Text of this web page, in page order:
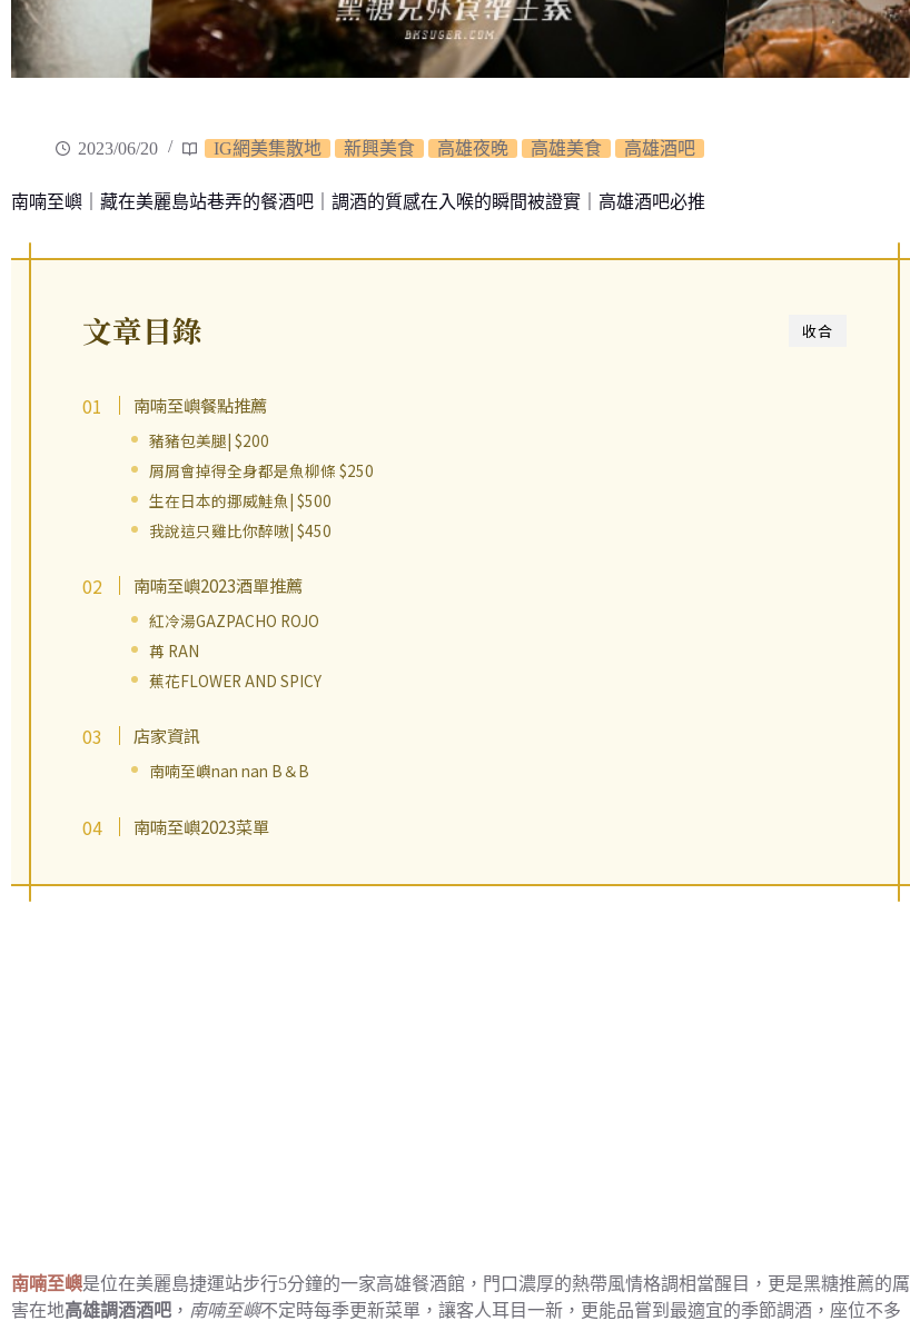
2023/06/20 IG網美集散地 新興美食 高雄夜晚 高雄美食 高雄酒吧
南喃至嶼｜藏在美麗島站巷弄的餐酒吧｜調酒的質感在入喉的瞬間被證實｜高雄酒吧必推
收合
文章目錄
南喃至嶼餐點推薦
豬豬包美腿| $200
屑屑會掉得全身都是魚柳條 $250
生在日本的挪威鮭魚| $500
我說這只雞比你醉嗷| $450
南喃至嶼2023酒單推薦
紅冷湯GAZPACHO ROJO
苒 RAN
蕉花FLOWER AND SPICY
店家資訊
南喃至嶼nan nan B＆B
南喃至嶼2023菜單
南喃至嶼是位在美麗島捷運站步行5分鐘的一家高雄餐酒館，門口濃厚的熱帶風情格調相當醒目，更是黑糖推薦的厲
害在地高雄調酒酒吧 ， 南喃至嶼不定時每季更新菜單，讓客人耳目一新，更能品嘗到最適宜的季節調酒，座位不多